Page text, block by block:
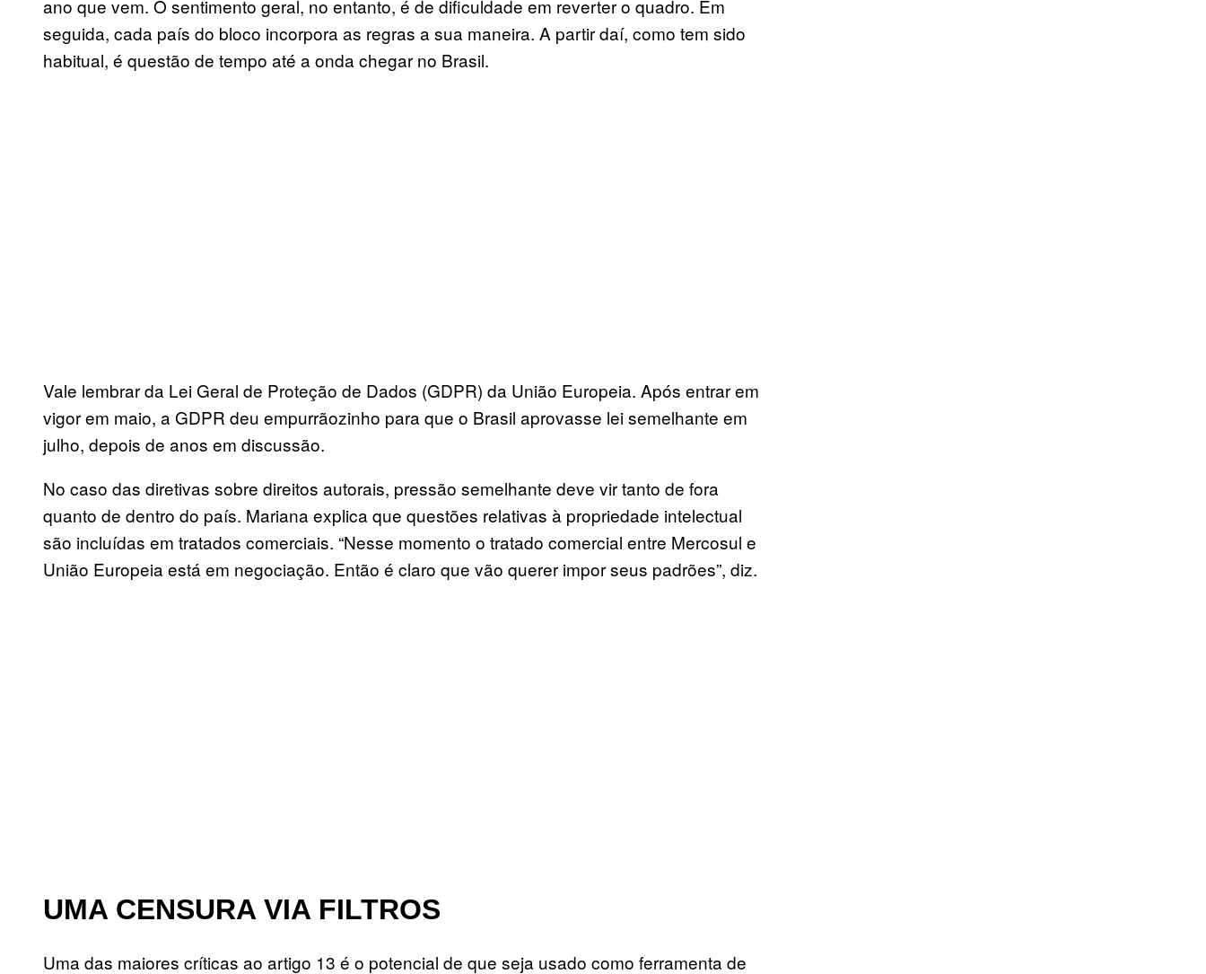
ano que vem. O sentimento geral, no entanto, é de dificuldade em reverter o quadro. Em
seguida, cada país do bloco incorpora as regras a sua maneira. A partir daí, como tem sido
habitual, é questão de tempo até a onda chegar no Brasil.
Vale lembrar da Lei Geral de Proteção de Dados (GDPR) da União Europeia. Após entrar em
vigor em maio, a GDPR deu empurrãozinho para que o Brasil aprovasse lei semelhante em
julho, depois de anos em discussão.
No caso das diretivas sobre direitos autorais, pressão semelhante deve vir tanto de fora
quanto de dentro do país. Mariana explica que questões relativas à propriedade intelectual
são incluídas em tratados comerciais. “Nesse momento o tratado comercial entre Mercosul e
União Europeia está em negociação. Então é claro que vão querer impor seus padrões”, diz.
UMA CENSURA VIA FILTROS
Uma das maiores críticas ao artigo 13 é o potencial de que seja usado como ferramenta de